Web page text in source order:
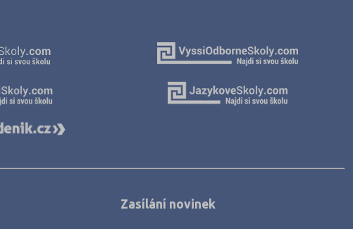
Zasílání novinek